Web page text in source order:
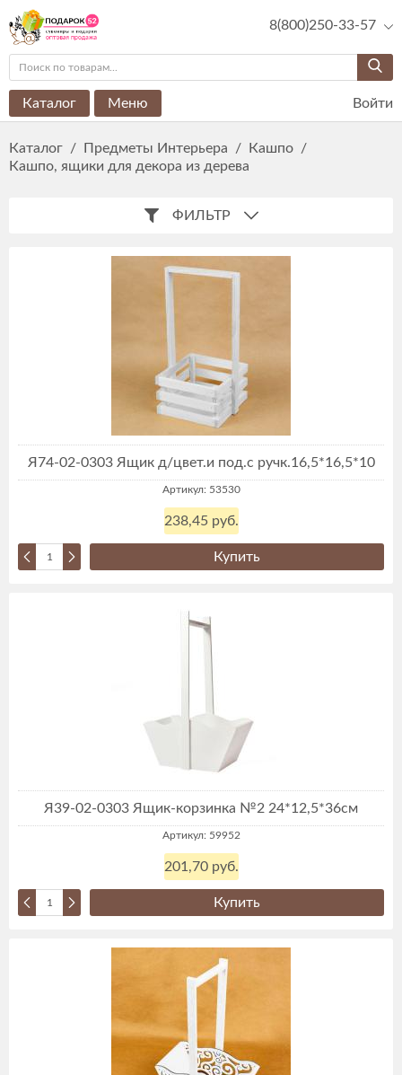
8(800)250-33-57
Каталог Меню Войти
Каталог / Предметы Интерьера / Кашпо /
Кашпо, ящики для декора из дерева
ФИЛЬТР
Я74-02-0303 Ящик д/цвет.и под.с ручк.16,5*16,5*10
Артикул: 53530
238,45 руб.
Купить
Я39-02-0303 Ящик-корзинка №2 24*12,5*36см
Артикул: 59952
201,70 руб.
Купить